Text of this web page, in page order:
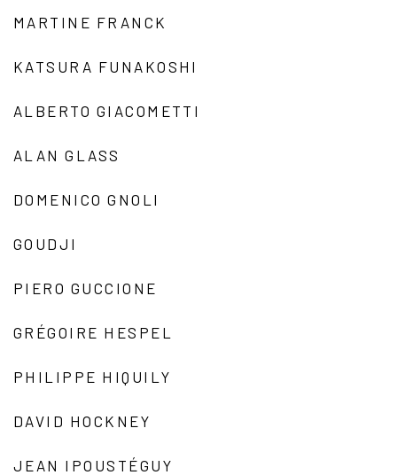
MARTINE FRANCK
KATSURA FUNAKOSHI
ALBERTO GIACOMETTI
ALAN GLASS
DOMENICO GNOLI
GOUDJI
PIERO GUCCIONE
GRÉGOIRE HESPEL
PHILIPPE HIQUILY
DAVID HOCKNEY
JEAN IPOUSTÉGUY